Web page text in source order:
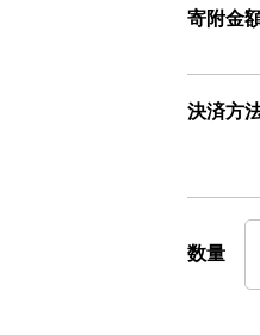
寄附金
決済方
数量